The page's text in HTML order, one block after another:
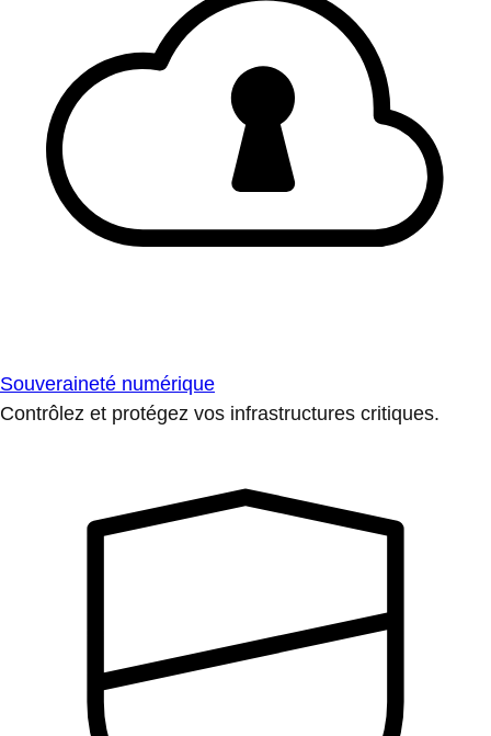
Souveraineté numérique
Contrôlez et protégez vos infrastructures critiques.